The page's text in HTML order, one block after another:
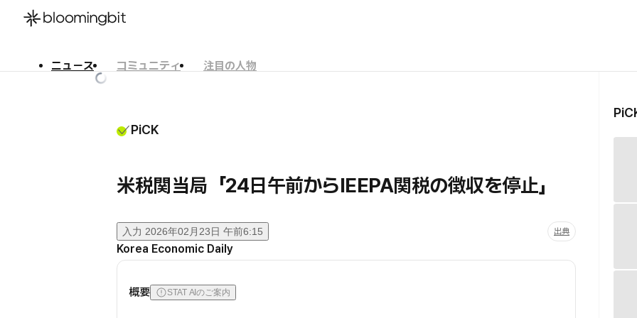
ニュース コミュニティ
注目の人物
PiCK
米税関当局「24日午前からIEEPA関税の徴収を停止」
入力 2026年02月23日 午前6:15 出典
Korea Economic Daily
概要 STAT AIのご案内